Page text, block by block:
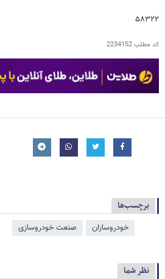
۵۸۳۲۲
کد مطلب2234152
برچسب‌ها
خودروسازان صنعت خودروسازی
نظر شما